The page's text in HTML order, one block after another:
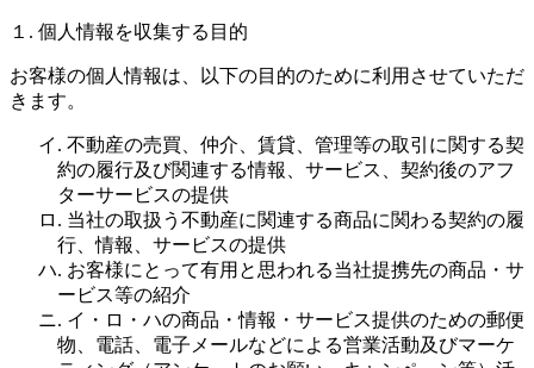
１. 個人情報を収集する目的
お客様の個人情報は、以下の目的のために利用させていただ
きます。
イ. 不動産の売買、仲介、賃貸、管理等の取引に関する契
約の履行及び関連する情報、サービス、契約後のアフ
ターサービスの提供
ロ. 当社の取扱う不動産に関連する商品に関わる契約の履
行、情報、サービスの提供
ハ. お客様にとって有用と思われる当社提携先の商品・サ
ービス等の紹介
ニ. イ・ロ・ハの商品・情報・サービス提供のための郵便
物、電話、電子メールなどによる営業活動及びマーケ